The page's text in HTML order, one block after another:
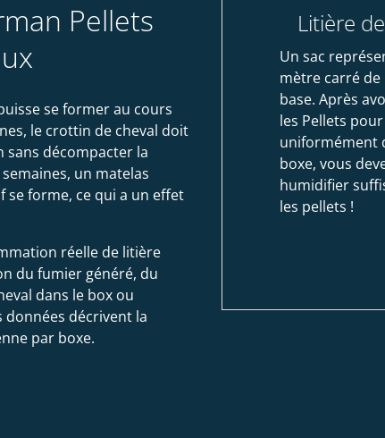
Pellets
se former au cours
le crottin de cheval doit
sans décompacter la
un matelas
forme, ce qui a un effet
réelle de litière
du fumier généré, du
dans le box ou
données décrivent la
par boxe.
Litière
Un sac
mètre carré de
base. Après
les Pellets
uniformément
boxe, vous
humidifier
les pellets !